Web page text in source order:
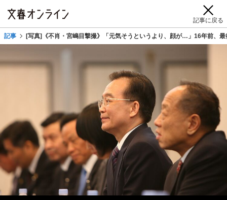
記事に戻る
記事 [写真]《不肖・宮嶋目撃撮》「元気そうというより、顔が…」16年前、